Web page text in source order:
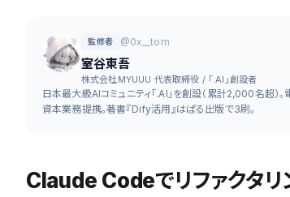
監修者 @0x__tom
室谷東吾
株式会社MYUUU 代表取締役 / 「.AI」創設者
日本最大級AIコミュニティ「.AI」を創設（累計2,000名超）。
資本業務提携。著書『Dify活用』はぱる出版で3刷。
Claude Codeでリファクタリ